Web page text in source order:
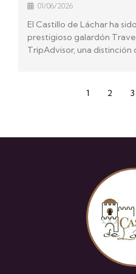
01/06/2026
El Castillo de Láchar ha
prestigioso galardón
TripAdvisor, una
1 2 3